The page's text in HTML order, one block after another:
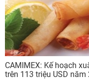
CAMIMEX: Kế hoạch
trên 113 triệu USD năm